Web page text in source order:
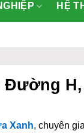
HỆ
H,
Xanh, chuyên